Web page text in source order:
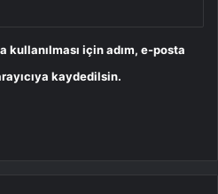
kullanılması için adım, e-posta
kaydedilsin.